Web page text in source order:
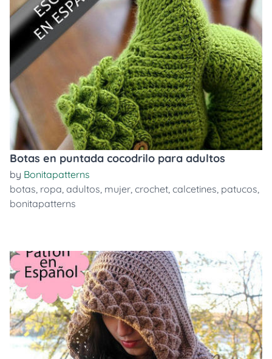
Botas en puntada cocodrilo para adultos
by Bonitapatterns
botas, ropa, adultos, mujer, crochet, calcetines, patucos,
bonitapatterns